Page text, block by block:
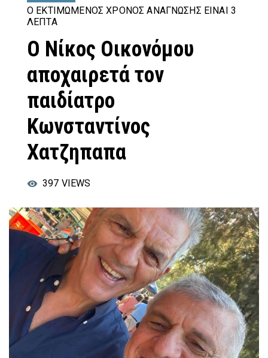
Ο ΕΚΤΙΜΏΜΕΝΟΣ ΧΡΌΝΟΣ ΑΝΆΓΝΩΣΗΣ ΕΊΝΑΙ 3
ΛΕΠΤΆ
Ο Νίκος Οικονόμου
αποχαιρετά τον
παιδίατρο
Κωνσταντίνος
Χατζηπαπα
397 VIEWS